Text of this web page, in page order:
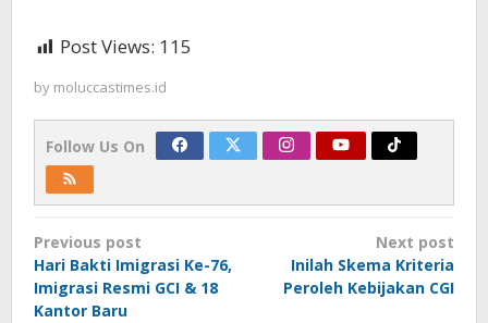
Post Views: 115
by moluccastimes.id
Follow Us On
Post
navigation
Previous post
Hari Bakti Imigrasi Ke-76,
Imigrasi Resmi GCI & 18
Kantor Baru
Next post
Inilah Skema Kriteria
Peroleh Kebijakan CGI